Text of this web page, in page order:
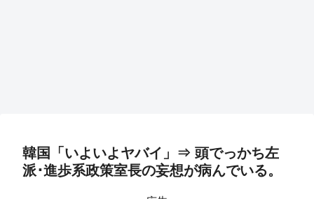
韓国「いよいよヤバイ」⇒ 頭でっかち左
派･進歩系政策室長の妄想が病んでいる。